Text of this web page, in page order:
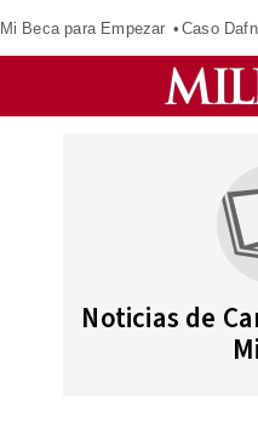
Mi Beca para Empezar Caso
Noticias de